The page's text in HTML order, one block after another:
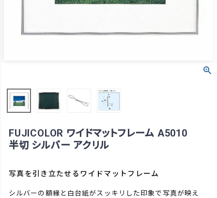
FUJICOLOR ワイドマットフレーム A5010
半切 シルバー アクリル
写真を引き立たせるワイドマットフレーム
シルバーの額縁と白台紙がスッキリした印象で写真が映え